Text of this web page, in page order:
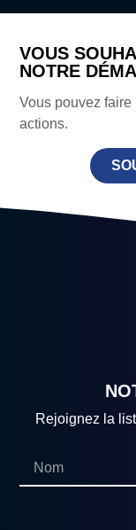
VOUS
NOTRE
Vous pouvez
actions.
Rejoignez la